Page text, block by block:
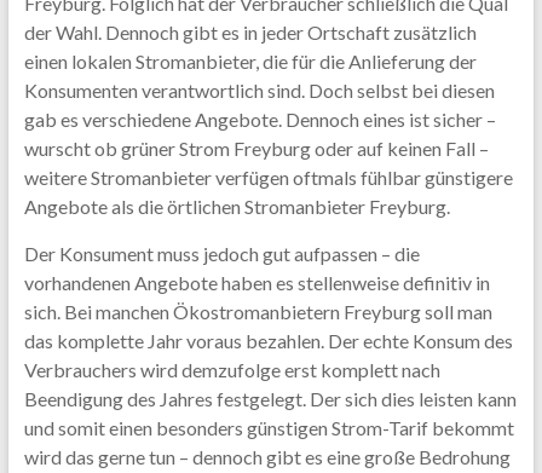
der Wahl. Dennoch gibt es in jeder Ortschaft zusätzlich
einen lokalen Stromanbieter, die für die Anlieferung der
Konsumenten verantwortlich sind. Doch selbst bei diesen
gab es verschiedene Angebote. Dennoch eines ist sicher –
wurscht ob grüner Strom Freyburg oder auf keinen Fall –
weitere Stromanbieter verfügen oftmals fühlbar günstigere
Angebote als die örtlichen Stromanbieter Freyburg.
Der Konsument muss jedoch gut aufpassen – die
vorhandenen Angebote haben es stellenweise definitiv in
sich. Bei manchen Ökostromanbietern Freyburg soll man
das komplette Jahr voraus bezahlen. Der echte Konsum des
Verbrauchers wird demzufolge erst komplett nach
Beendigung des Jahres festgelegt. Der sich dies leisten kann
und somit einen besonders günstigen Strom-Tarif bekommt
wird das gerne tun – dennoch gibt es eine große Bedrohung